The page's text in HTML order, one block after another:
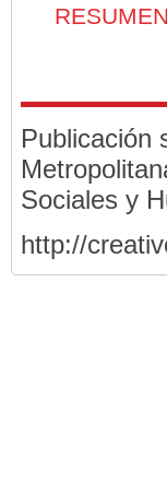
RESUMEN
Publicación
Sociales y
http://